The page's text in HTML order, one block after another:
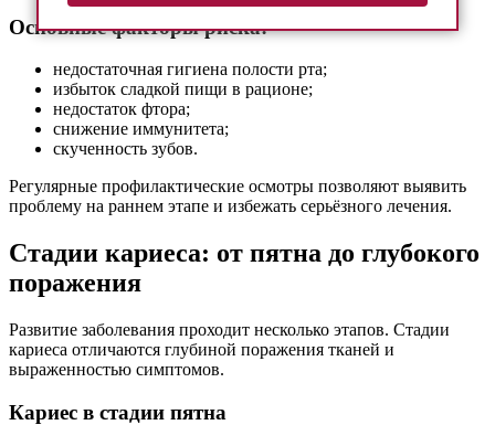
Основные факторы риска:
недостаточная гигиена полости рта;
избыток сладкой пищи в рационе;
недостаток фтора;
снижение иммунитета;
скученность зубов.
Регулярные профилактические осмотры позволяют выявить
проблему на раннем этапе и избежать серьёзного лечения.
Стадии кариеса: от пятна до глубокого
поражения
Развитие заболевания проходит несколько этапов. Стадии
кариеса отличаются глубиной поражения тканей и
выраженностью симптомов.
Кариес в стадии пятна